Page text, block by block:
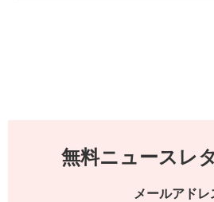
無料ニュースレ
メールアドレ